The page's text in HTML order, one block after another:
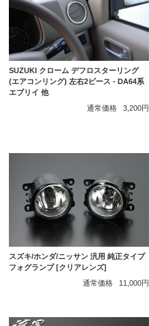
SUZUKI クローム デフロスターリング
(エアコンリング) 左右2ピース - DA64系
エブリイ 他
通常価格
3,200円
スズキ/ホンダ/ニッサン 汎用 純正タイプ
フォグランプ [クリアレンズ]
通常価格
11,000円